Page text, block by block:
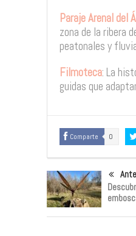
Paraje Arenal del
zona de la ribera
peatonales y
Filmoteca: La
guidas que
Comparte 0